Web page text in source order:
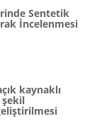
Sentetik
İncelenmesi
kaynaklı